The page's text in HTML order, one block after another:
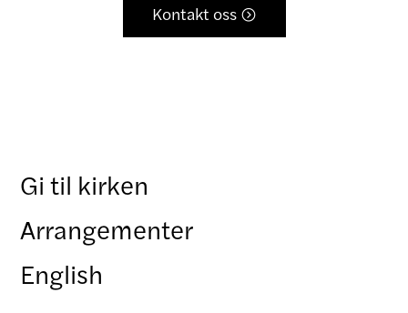
Kontakt oss 
Gi til kirken
Arrangementer
English